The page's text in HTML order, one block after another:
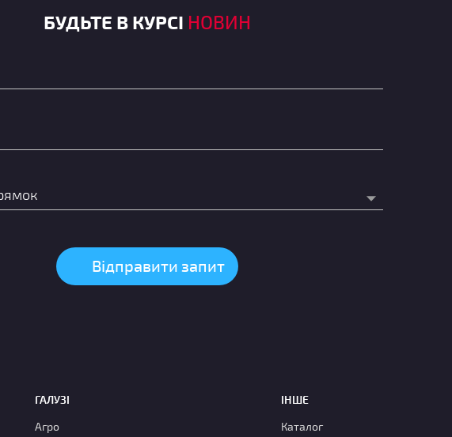
БУДЬТЕ В КУРСІ НОВИН
ГАЛУЗІ
Агро
ІНШЕ
Каталог